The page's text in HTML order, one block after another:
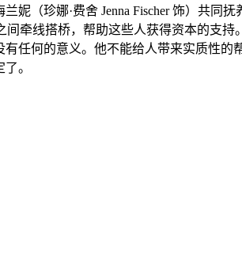
（珍娜·费舍 Jenna Fischer 饰）共同
间牵线搭桥，帮助这些人获得资本的
任何的意义。他不能给人带来实质性的
。